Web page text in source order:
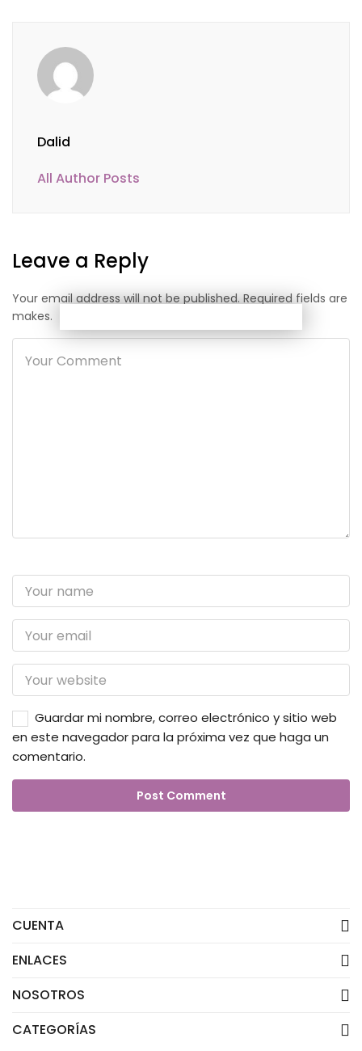
Dalid
All Author Posts
Leave a Reply
Your email address will not be published. Required fields are
makes.
Guardar mi nombre, correo electrónico y sitio web
en este navegador para la próxima vez que haga un
comentario.
CUENTA
ENLACES
NOSOTROS
CATEGORÍAS